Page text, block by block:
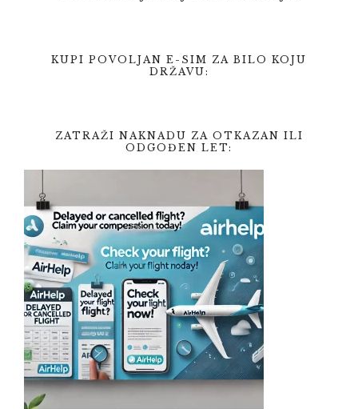
KUPI POVOLJAN E-SIM ZA BILO KOJU
DRŽAVU:
ZATRAŽI NAKNADU ZA OTKAZAN ILI
ODGOĐEN LET: